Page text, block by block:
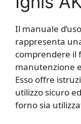
Il manuale
rappresenta
comprendere il
manutenzione
Esso offre
utilizzo sicuro
forno sia